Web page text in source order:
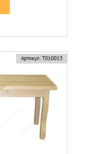
Артикул: Т010013